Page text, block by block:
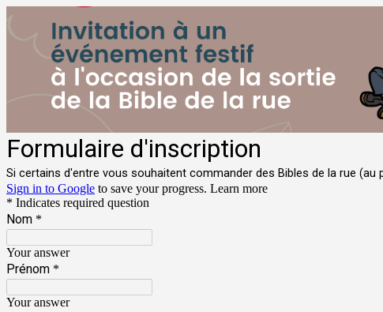
Formulaire d'inscription
Si certains d'entre vous souhaitent commander des Bibles de la rue
Sign in to Google to save your progress. Learn more
* Indicates required question
Nom *
Your answer
Prénom *
Your answer